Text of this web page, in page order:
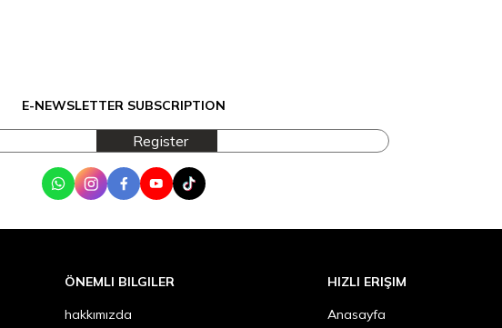
E-NEWSLETTER SUBSCRIPTION
Register
WhatsAppInstagramFacebookYoutubeTik Tok
ÖNEMLI BILGILER
hakkımızda
HIZLI ERIŞIM
Anasayfa